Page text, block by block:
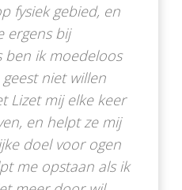
fysiek gebied, en
ergens bij
ben ik moedeloos
niet willen
Lizet mij elke keer
en helpt ze mij
doel voor ogen
me opstaan als ik